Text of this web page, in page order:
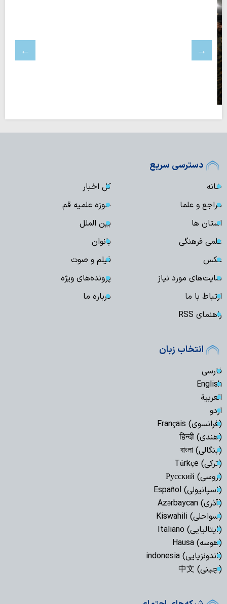
دسترسی سریع
خانه
کل اخبار
مراجع و علما
حوزه علمیه قم
استان ها
بین الملل
علمی فرهنگی
بانوان
عکس
فیلم و صوت
سایت‌های مورد نیاز
پرونده‌های ویژه
ارتباط با ما
درباره ما
راهنمای RSS
انتخاب زبان
فارسی
English
العربیة
اردو
(فرانسوی) Français
(هندی) हिन्दी
(بنگالی) বাংলা
(ترکی) Türkçe
(روسی) Русский
(اسپانیولی) Español
(آذری) Azərbaycan
(سواحلی) Kiswahili
(ایتالیایی) Italiano
(هوسه) Hausa
(اندونزیایی) indonesia
(چینی) 中文